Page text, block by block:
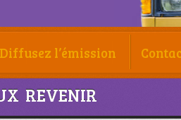
Diffusez l’émission
REVENIR